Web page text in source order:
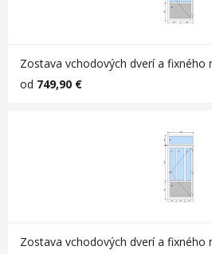
Zostava vchodových dverí a fixného
od 749,90 €
Zostava vchodových dverí a fixného